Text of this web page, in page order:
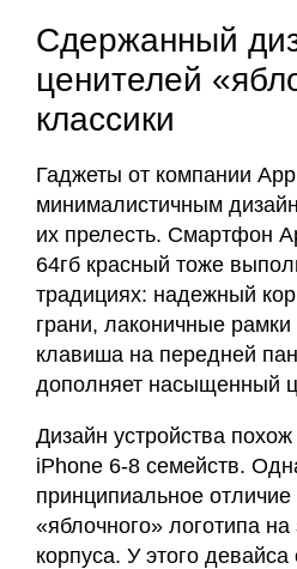
Сдержанный
ценителей
классики
Гаджеты от компании
минималистичным
их прелесть. Смартфон
64гб красный тоже
традициях: надежный
грани, лаконичные рамки
клавиша на передней
дополняет насыщенный
Дизайн устройства
iPhone 6-8 семейств.
принципиальное
«яблочного» логотипа
корпуса. У этого